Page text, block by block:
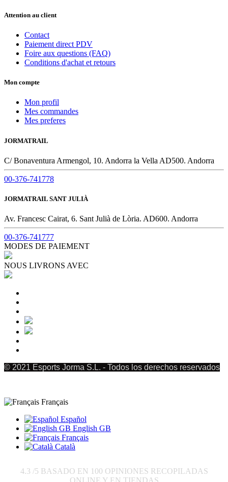
Attention au client
Contact
Paiement direct PDV
Foire aux questions (FAQ)
Conditions d'achat et retours
Mon compte
Mon profil
Mes commandes
Mes preferes
JORMATRAIL
C/ Bonaventura Armengol, 10. Andorra la Vella AD500. Andorra
00-376-741778
JORMATRAIL SANT JULIÀ
Av. Francesc Cairat, 6. Sant Julià de Lòria. AD600. Andorra
00-376-741777
MODES DE PAIEMENT
NOUS LIVRONS AVEC
© 2021 Esports Jorma S.L. - Todos los derechos reservados
Français
Español
English GB
Français
Català
4.3 /5 BASADO EN 100 OPINIONES RECOPILADAS